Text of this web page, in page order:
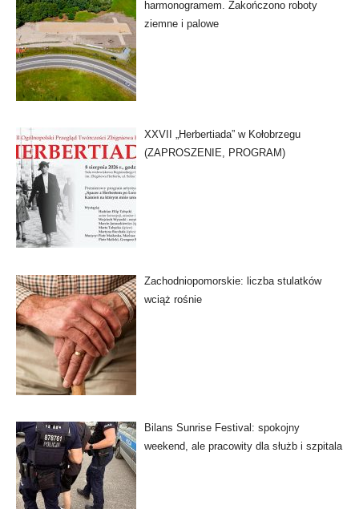
harmonogramem. Zakończono roboty
ziemne i palowe
XXVII „Herbertiada” w Kołobrzegu
(ZAPROSZENIE, PROGRAM)
Zachodniopomorskie: liczba stulatków
wciąż rośnie
Bilans Sunrise Festival: spokojny
weekend, ale pracowity dla służb i szpitala